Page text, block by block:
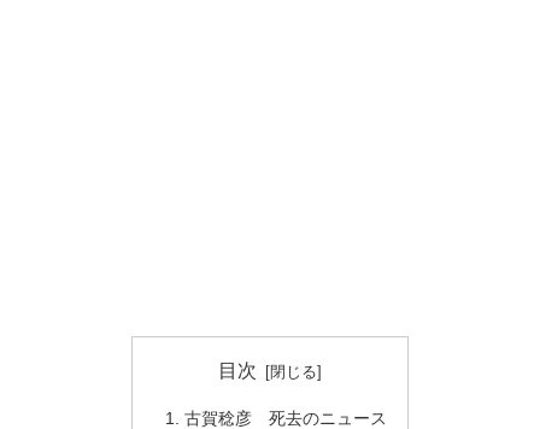
目次
古賀稔彦 死去のニュース